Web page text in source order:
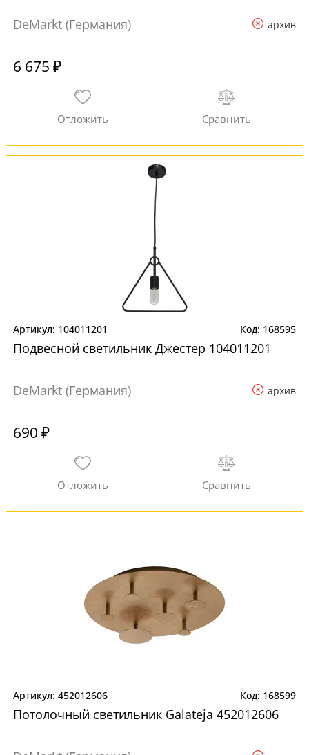
DeMarkt (Германия) архив
6 675 ₽
104011201 168595
Подвесной светильник Джестер 104011201
DeMarkt (Германия) архив
690 ₽
452012606 168599
Потолочный светильник Galateja 452012606